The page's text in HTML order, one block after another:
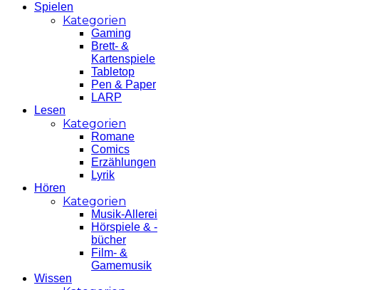
Spielen
Kategorien
Gaming
Brett- &
Kartenspiele
Tabletop
Pen & Paper
LARP
Lesen
Kategorien
Romane
Comics
Erzählungen
Lyrik
Hören
Kategorien
Musik-Allerei
Hörspiele & -
bücher
Film- &
Gamemusik
Wissen